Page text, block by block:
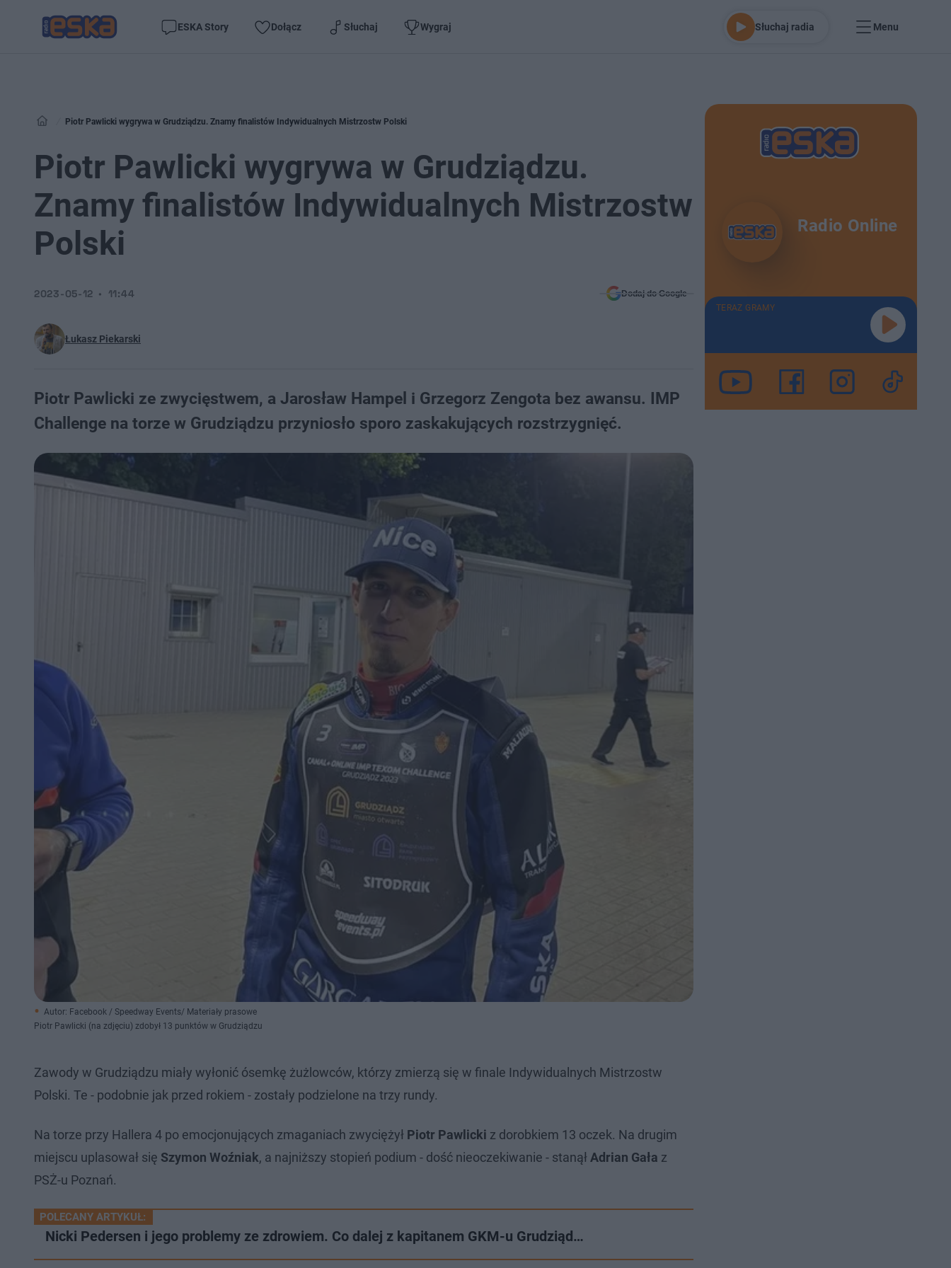
ESKA Story Dołącz Słuchaj Wygraj Słuchaj radia Menu
Piotr Pawlicki wygrywa w Grudziądzu. Znamy finalistów Indywidualnych Mistrzostw Polski
Piotr Pawlicki wygrywa w Grudziądzu.
Znamy finalistów Indywidualnych Mistrzostw
Polski
Łukasz Piekarski
2023-05-12 11:44 Dodaj do Google
Piotr Pawlicki ze zwycięstwem, a Jarosław Hampel i Grzegorz Zengota bez awansu. IMP
Challenge na torze w Grudziądzu przyniosło sporo zaskakujących rozstrzygnięć.
Autor: Facebook / Speedway Events/ Materiały prasowe
Piotr Pawlicki (na zdjęciu) zdobył 13 punktów w Grudziądzu
Zawody w Grudziądzu miały wyłonić ósemkę żużlowców, którzy zmierzą się w finale Indywidualnych Mistrzostw
Polski. Te - podobnie jak przed rokiem - zostały podzielone na trzy rundy.
Na torze przy Hallera 4 po emocjonujących zmaganiach zwyciężył Piotr Pawlicki z dorobkiem 13 oczek. Na drugim
miejscu uplasował się Szymon Woźniak, a najniższy stopień podium - dość nieoczekiwanie - stanął Adrian Gała z
PSŻ-u Poznań.
POLECANY ARTYKUŁ:
Nicki Pedersen i jego problemy ze zdrowiem. Co dalej z kapitanem GKM-u Grudziąd…
Radio Online
TERAZ GRAMY